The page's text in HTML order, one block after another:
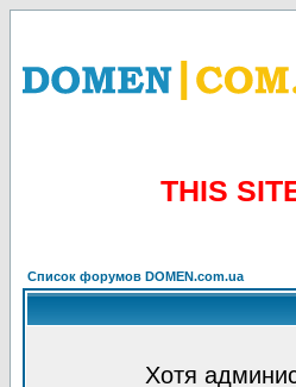
THIS
Список форумов DOMEN.com.ua
Хотя